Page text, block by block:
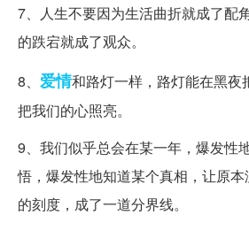
7、人生不要因为生活曲折就成了配
的跌宕就成了观众。
8、 爱情和路灯一样，路灯能在黑夜
把我们的心照亮。
9、我们似乎总会在某一年，爆发性
悟，爆发性地知道某个真相，让原
的刻度，成了一道分界线。